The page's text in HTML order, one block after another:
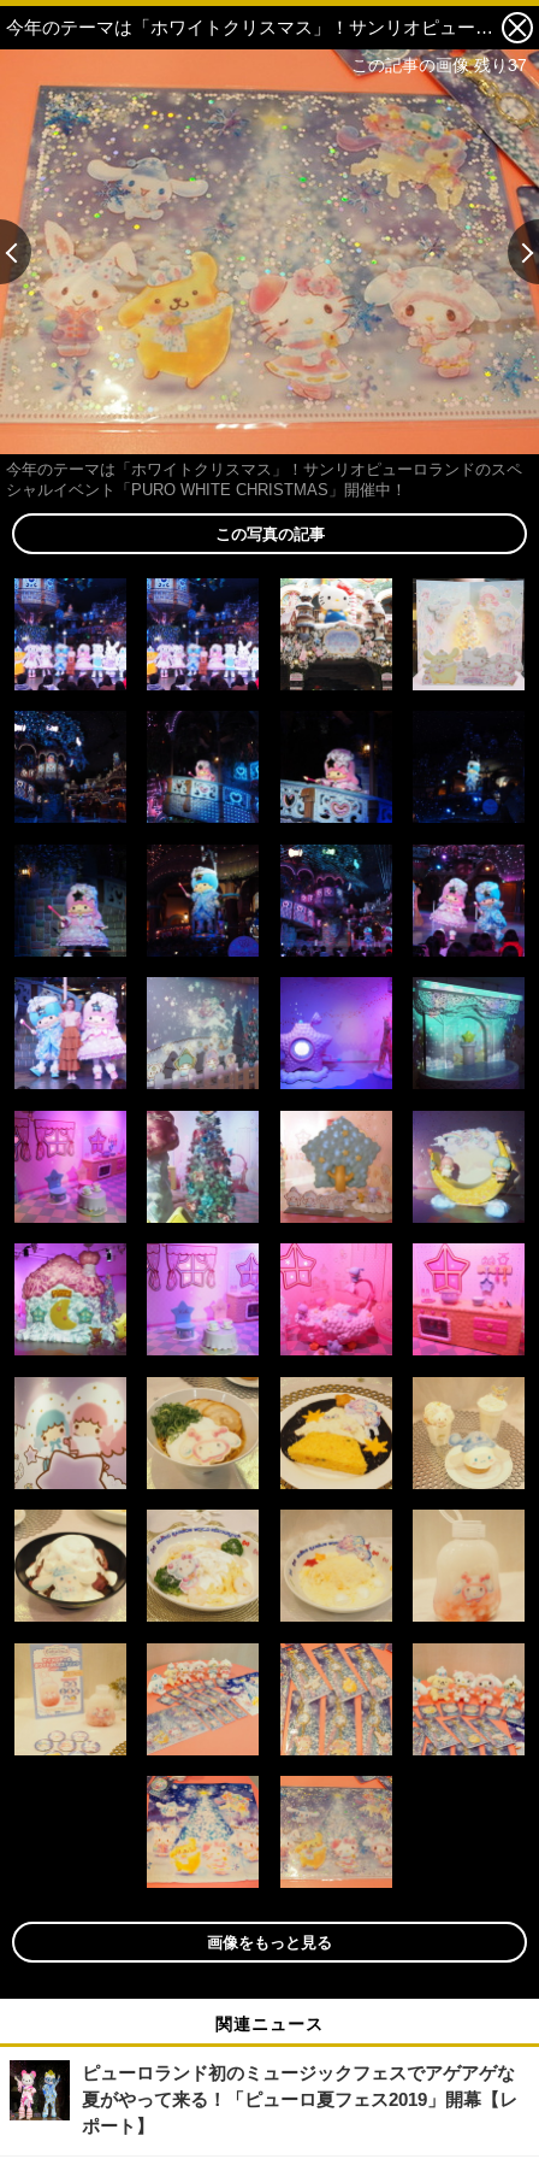
今年のテーマは「ホワイトクリスマス」！サンリオピューロランドのスペシャルイベント「PURO WHITE CHRISTMAS」開催中！ 38枚目の写真・画像
今年のテーマは「ホワイトクリスマス」！サンリオピューロランドのスペ
シャルイベント「PURO WHITE CHRISTMAS」開催中！
この写真の記事
画像をもっと見る
関連ニュース
ピューロランド初のミュージックフェスでアゲアゲな
夏がやって来る！「ピューロ夏フェス2019」開幕【レ
ポート】
この記事の画像 残り37